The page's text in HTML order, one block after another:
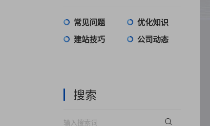
常见问题
优化知识
建站技巧
公司动态
搜索